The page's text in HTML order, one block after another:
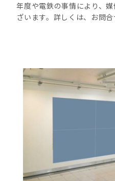
年度や電鉄の事情により、
ざいます。詳しくは、お問合